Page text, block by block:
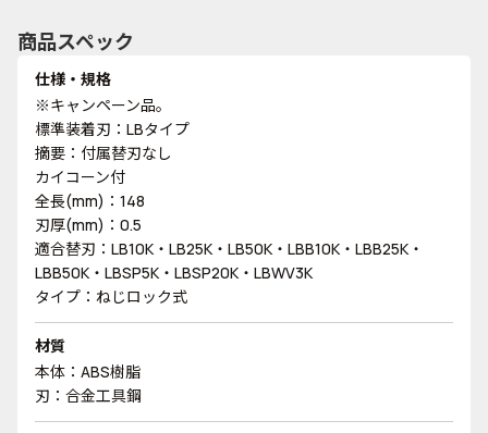
商品スペック
仕様・規格
※キャンペーン品。
標準装着刃：LBタイプ
摘要：付属替刃なし
カイコーン付
全長(mm)：148
刃厚(mm)：0.5
適合替刃：LB10K・LB25K・LB50K・LBB10K・LBB25K・
LBB50K・LBSP5K・LBSP20K・LBWV3K
タイプ：ねじロック式
材質
本体：ABS樹脂
刃：合金工具鋼